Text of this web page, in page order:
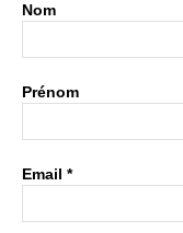
Nom
Prénom
Email *